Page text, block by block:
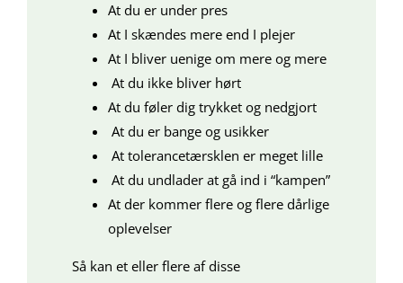
At du er under pres
At I skændes mere end I plejer
At I bliver uenige om mere og mere
At du ikke bliver hørt
At du føler dig trykket og nedgjort
At du er bange og usikker
At tolerancetærsklen er meget lille
At du undlader at gå ind i “kampen”
At der kommer flere og flere dårlige
oplevelser
Så kan et eller flere af disse